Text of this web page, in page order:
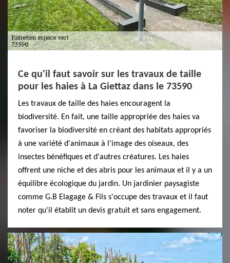
Ce qu'il faut savoir sur les travaux de taille
pour les haies à La Giettaz dans le 73590
Les travaux de taille des haies encouragent la
biodiversité. En fait, une taille appropriée des haies va
favoriser la biodiversité en créant des habitats appropriés
à une variété d'animaux à l'image des oiseaux, des
insectes bénéfiques et d'autres créatures. Les haies
offrent une niche et des abris pour les animaux et il y a un
équilibre écologique du jardin. Un jardinier paysagiste
comme G.B Elagage & Fils s'occupe des travaux et il faut
noter qu'il établit un devis gratuit et sans engagement.